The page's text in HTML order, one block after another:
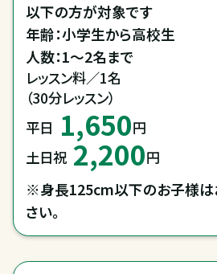
以下の方が対象です
年齢：小学生から高校生
人数：1～2名まで
レッスン料／1名
（30分レッスン）
平日 1,650円
土日祝 2,200円
※身長125cm以下のお子様は
さい。